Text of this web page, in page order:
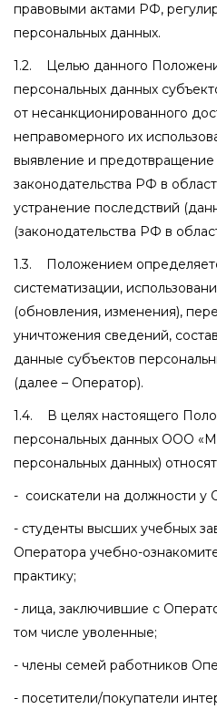
правовыми актами РФ,
персональных данных.
1.2. Целью данного
персональных данных
от несанкционированного
неправомерного их
выявление и
законодательства РФ в
устранение последствий
(законодательства РФ в
1.3. Положением
систематизации,
(обновления, изменения),
уничтожения сведений,
данные субъектов
(далее – Оператор).
1.4. В целях настоящего
персональных данных ООО
персональных данных)
- соискатели на должности у
- студенты высших учебных
Оператора учебно-
практику;
- лица, заключившие с
том числе уволенные;
- члены семей работников
- посетители/покупатели